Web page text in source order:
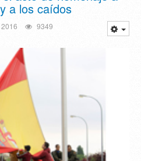
a los caídos
9349